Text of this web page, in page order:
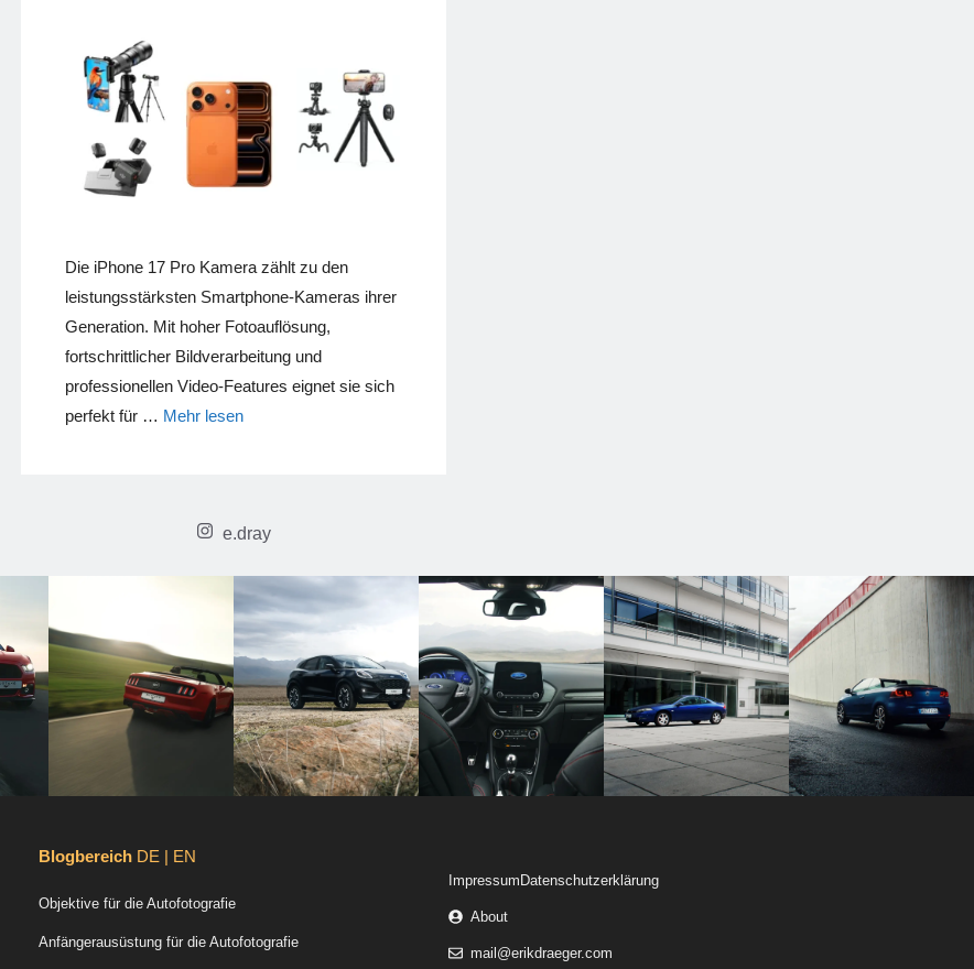
Die iPhone 17 Pro Kamera zählt zu den
leistungsstärksten Smartphone-Kameras ihrer
Generation. Mit hoher Fotoauflösung,
fortschrittlicher Bildverarbeitung und
professionellen Video-Features eignet sie sich
perfekt für … Mehr lesen
e.dray
Blogbereich DE | EN
Objektive für die Autofotografie
Anfängerausüstung für die Autofotografie
Impressum Datenschutzerklärung
About
mail@erikdraeger.com